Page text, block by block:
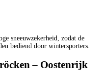
sneeuwzekerheid, zodat de
bediend door wintersporters.
– Oostenrijk